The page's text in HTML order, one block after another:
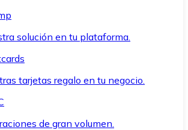
solución en tu plataforma.
tarjetas regalo en tu negocio.
de gran volumen.